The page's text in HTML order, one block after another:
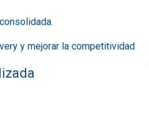
y mejorar la competitividad